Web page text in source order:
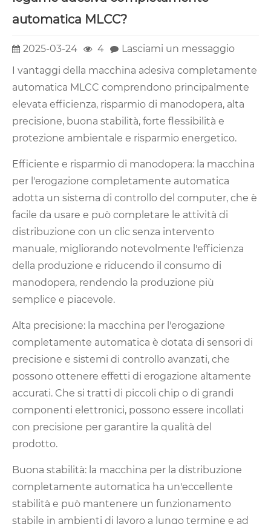
automatica MLCC?
2025-03-24 4
Lasciami un messaggio
I vantaggi della macchina adesiva completamente
automatica MLCC comprendono principalmente
elevata efficienza, risparmio di manodopera, alta
precisione, buona stabilità, forte flessibilità e
protezione ambientale e risparmio energetico.
Efficiente e risparmio di manodopera: la macchina
per l'erogazione completamente automatica
adotta un sistema di controllo del computer, che è
facile da usare e può completare le attività di
distribuzione con un clic senza intervento
manuale, migliorando notevolmente l'efficienza
della produzione e riducendo il consumo di
manodopera, rendendo la produzione più
semplice e piacevole.
Alta precisione: la macchina per l'erogazione
completamente automatica è dotata di sensori di
precisione e sistemi di controllo avanzati, che
possono ottenere effetti di erogazione altamente
accurati. Che si tratti di piccoli chip o di grandi
componenti elettronici, possono essere incollati
con precisione per garantire la qualità del
prodotto.
Buona stabilità: la macchina per la distribuzione
completamente automatica ha un'eccellente
stabilità e può mantenere un funzionamento
stabile in ambienti di lavoro a lungo termine e ad